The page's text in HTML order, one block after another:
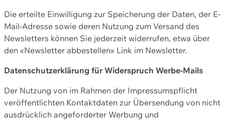
Die erteilte Einwilligung zur Speicherung der Daten, der E-
Mail-Adresse sowie deren Nutzung zum Versand des
Newsletters können Sie jederzeit widerrufen, etwa über
den «Newsletter abbestellen» Link im Newsletter.
Datenschutzerklärung für Widerspruch Werbe-Mails
Der Nutzung von im Rahmen der Impressumspflicht
veröffentlichten Kontaktdaten zur Übersendung von nicht
ausdrücklich angeforderter Werbung und